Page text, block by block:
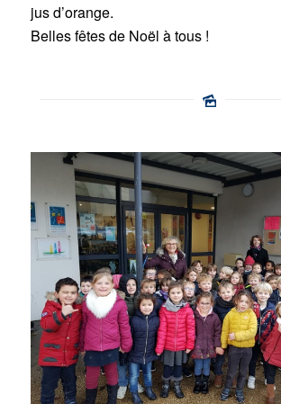
jus d’orange.
Belles fêtes de Noël à tous !